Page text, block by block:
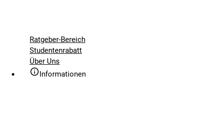
Ratgeber-Bereich
Studentenrabatt
Über Uns
Informationen